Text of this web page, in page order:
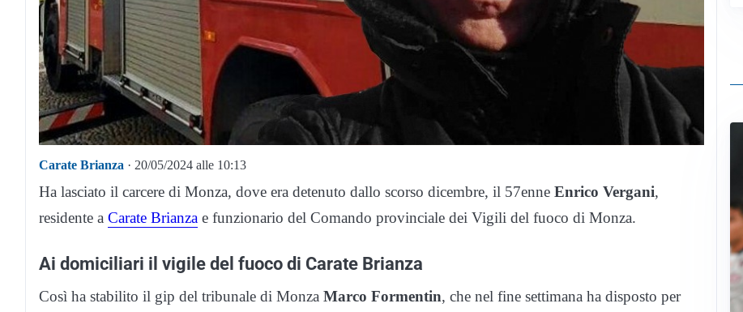
Carate Brianza · 20/05/2024 alle 10:13
Ha lasciato il carcere di Monza, dove era detenuto dallo scorso dicembre, il 57enne Enrico Vergani,
residente a Carate Brianza e funzionario del Comando provinciale dei Vigili del fuoco di Monza.
Ai domiciliari il vigile del fuoco di Carate Brianza
Così ha stabilito il gip del tribunale di Monza Marco Formentin, che nel fine settimana ha disposto per